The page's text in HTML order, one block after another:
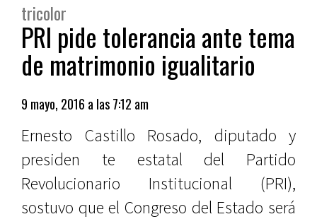
tricolor
PRI pide tolerancia ante tema
de matrimonio igualitario
9 mayo, 2016 a las 7:12 am
Ernesto Castillo Rosado, diputado y
presiden te estatal del Partido
Revolucionario Institucional (PRI),
sostuvo que el Congreso del Estado será